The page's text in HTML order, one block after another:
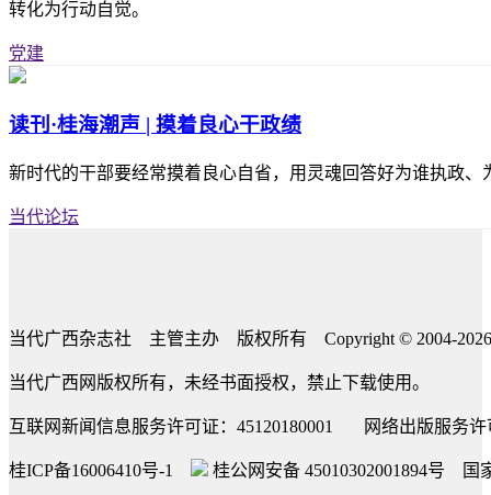
转化为行动自觉。
党建
读刊·桂海潮声 | 摸着良心干政绩
新时代的干部要经常摸着良心自省，用灵魂回答好为谁执政
当代论坛
当代广西杂志社 主管主办 版权所有 Copyright © 2004-2026
当代广西网版权所有，未经书面授权，禁止下载使用。
互联网新闻信息服务许可证：45120180001 网络出版服务
桂ICP备16006410号-1 桂公网安备 45010302001894号 国